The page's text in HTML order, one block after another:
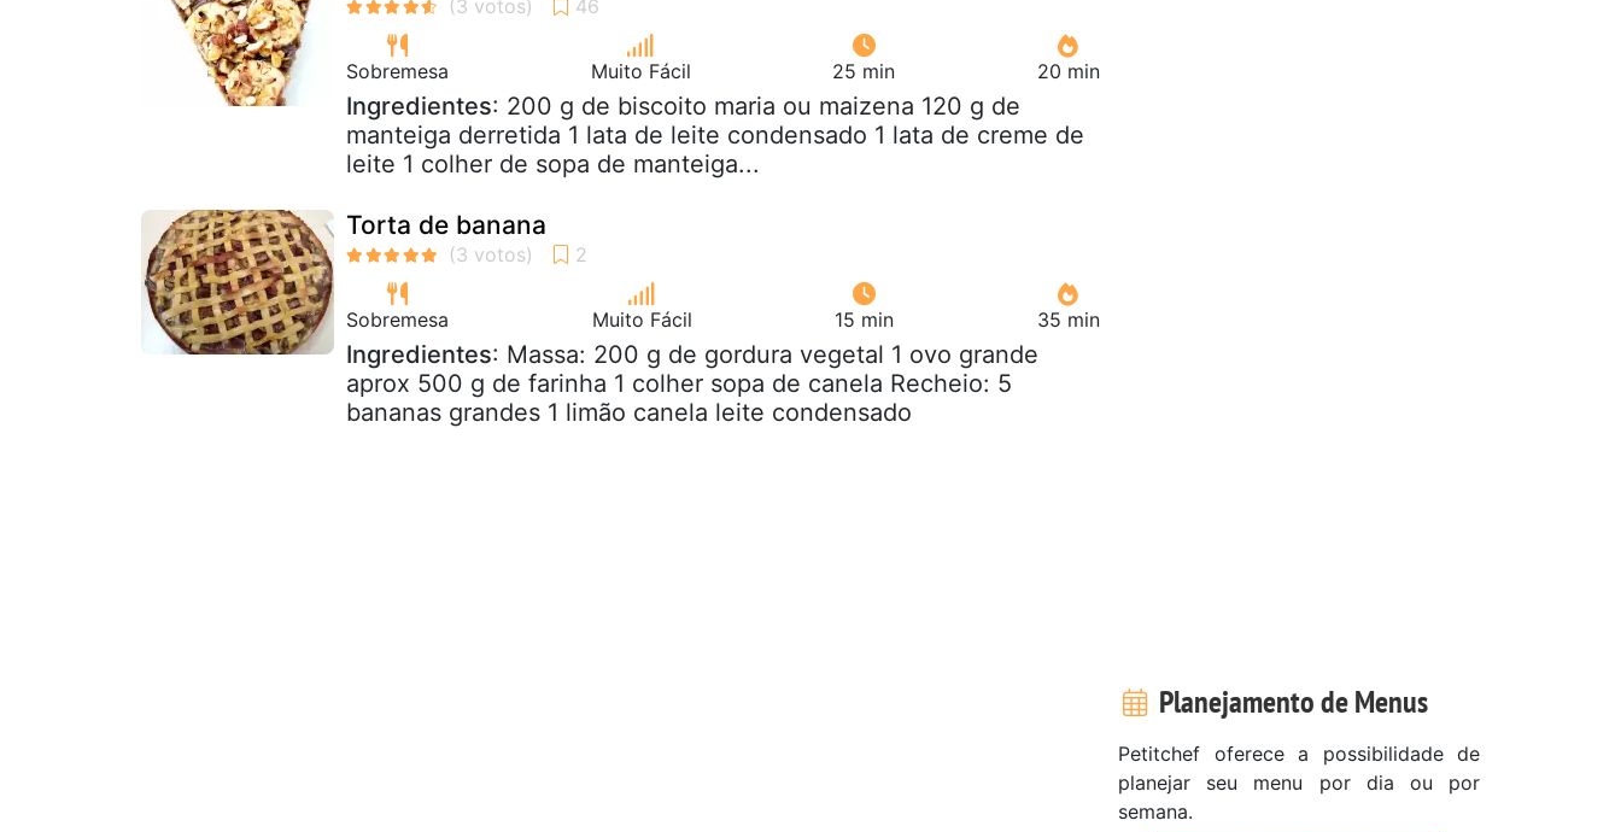
Sobremesa Muito Fácil 25 min 20 min
Ingredientes: 200 g de biscoito maria ou maizena 120 g de
manteiga derretida 1 lata de leite condensado 1 lata de creme de
leite 1 colher de sopa de manteiga...
Torta de banana
Sobremesa Muito Fácil 15 min 35 min
Ingredientes: Massa: 200 g de gordura vegetal 1 ovo grande
aprox 500 g de farinha 1 colher sopa de canela Recheio: 5
bananas grandes 1 limão canela leite condensado
Planejamento de Menus
Petitchef oferece a possibilidade de
planejar seu menu por dia ou por
semana.